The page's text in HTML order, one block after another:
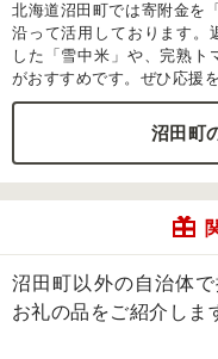
北海道沼田町では寄附金を
沿って活用しております。
した「雪中米」や、完熟
がおすすめです。ぜひ応援
沼田町
沼田町以外の自治体
お礼の品をご紹介しま